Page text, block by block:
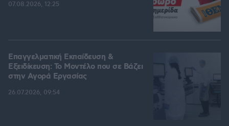
07.08.2026, 12:25
Επαγγελματική Εκπαίδευση &
Εξειδίκευση: Το Mοντέλο που σε Bάζει
στην Aγορά Eργασίας
26.07.2026, 09:54